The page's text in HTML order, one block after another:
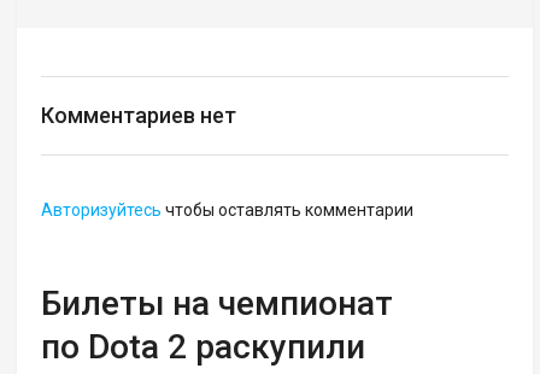
Комментариев нет
Авторизуйтесь чтобы оставлять комментарии
Билеты на чемпионат
по Dota 2 раскупили